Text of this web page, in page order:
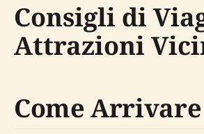
Consigli di
Attrazioni
Come Arrivare